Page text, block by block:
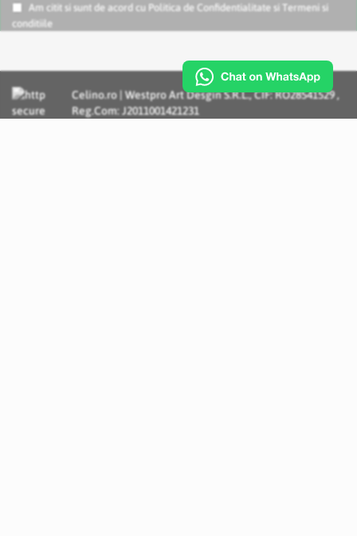
Am citit si sunt de acord cu Politica de Confidentialitate si
Termeni si
conditiile
Celino.ro | Westpro Art Desgin S.R.L., CIF: RO28541529 ,
Reg.Com: J2011001421231